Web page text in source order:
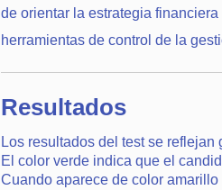
de orientar la estrategia
herramientas de control de la
Resultados
Los resultados del test se reflejan
El color verde indica que el
Cuando aparece de color amarillo